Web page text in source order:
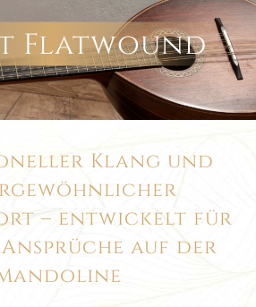
Flatwound
Klang und
– entwickelt für
auf der